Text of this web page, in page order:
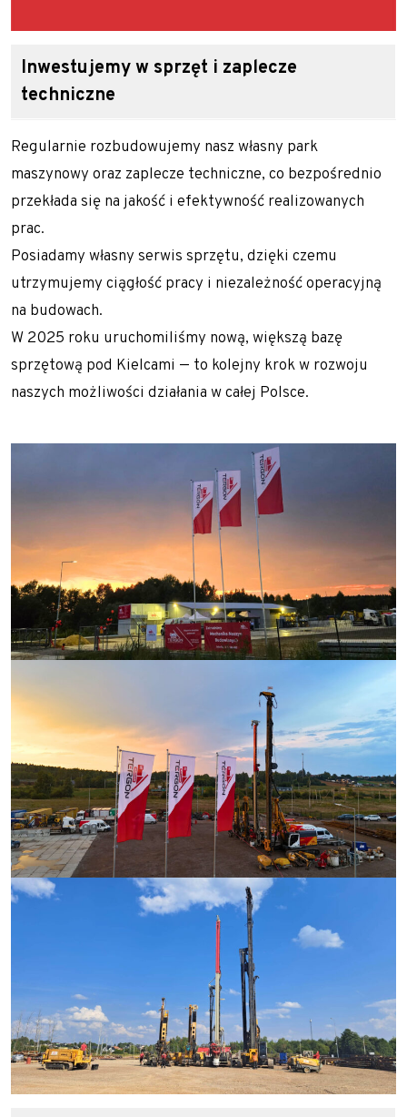
Inwestujemy w sprzęt i zaplecze
techniczne
Regularnie rozbudowujemy nasz własny park
maszynowy oraz zaplecze techniczne, co bezpośrednio
przekłada się na jakość i efektywność realizowanych
prac.
Posiadamy własny serwis sprzętu, dzięki czemu
utrzymujemy ciągłość pracy i niezależność operacyjną
na budowach.
W 2025 roku uruchomiliśmy nową, większą bazę
sprzętową pod Kielcami — to kolejny krok w rozwoju
naszych możliwości działania w całej Polsce.